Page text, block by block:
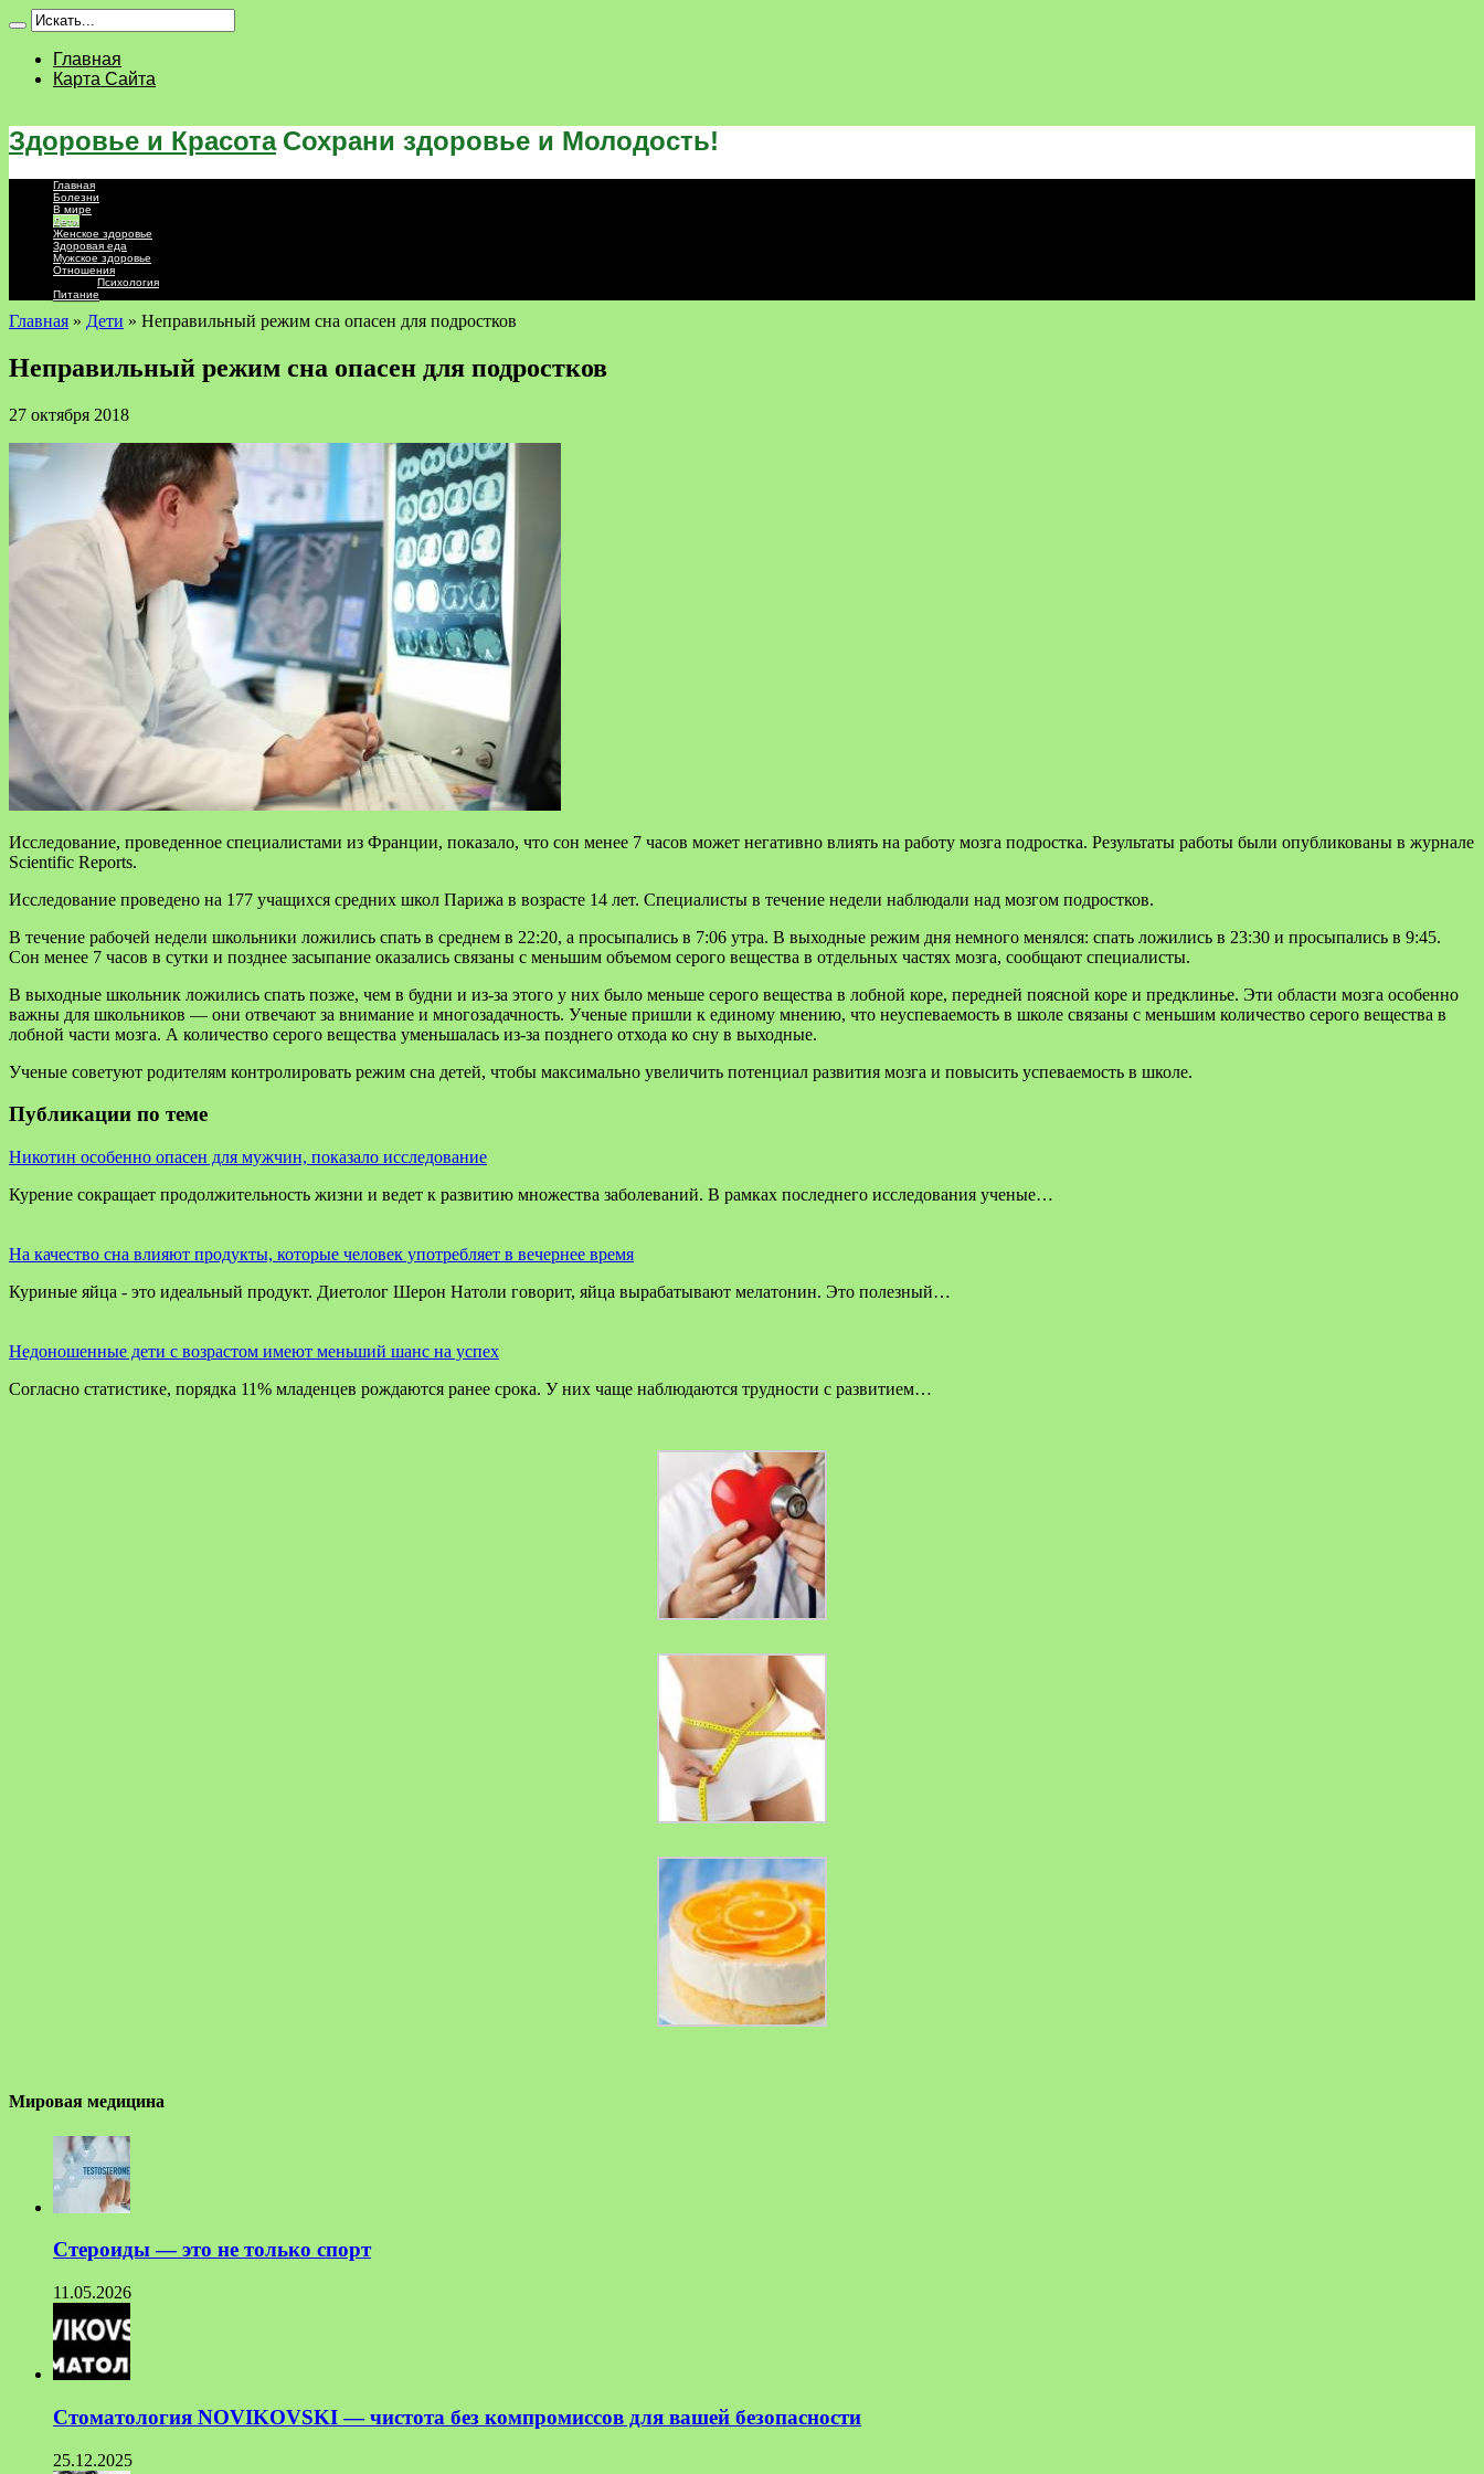
Главная
Карта Сайта
Здоровье и Красота Сохрани здоровье и Молодость!
Главная
Болезни
В мире
Дети
Женское здоровье
Здоровая еда
Мужское здоровье
Отношения
Психология
Питание
Главная » Дети » Неправильный режим сна опасен для подростков
Неправильный режим сна опасен для подростков
27 октября 2018
Исследование, проведенное специалистами из Франции, показало, что сон менее 7 часов может негативно влиять на работу мозга подростка. Результаты работы были опубликованы в журнале
Scientific Reports.
Исследование проведено на 177 учащихся средних школ Парижа в возрасте 14 лет. Специалисты в течение недели наблюдали над мозгом подростков.
В течение рабочей недели школьники ложились спать в среднем в 22:20, а просыпались в 7:06 утра. В выходные режим дня немного менялся: спать ложились в 23:30 и просыпались в 9:45.
Сон менее 7 часов в сутки и позднее засыпание оказались связаны с меньшим объемом серого вещества в отдельных частях мозга, сообщают специалисты.
В выходные школьник ложились спать позже, чем в будни и из-за этого у них было меньше серого вещества в лобной коре, передней поясной коре и предклинье. Эти области мозга особенно
важны для школьников — они отвечают за внимание и многозадачность. Ученые пришли к единому мнению, что неуспеваемость в школе связаны с меньшим количество серого вещества в
лобной части мозга. А количество серого вещества уменьшалась из-за позднего отхода ко сну в выходные.
Ученые советуют родителям контролировать режим сна детей, чтобы максимально увеличить потенциал развития мозга и повысить успеваемость в школе.
Публикации по теме
Никотин особенно опасен для мужчин, показало исследование
Курение сокращает продолжительность жизни и ведет к развитию множества заболеваний. В рамках последнего исследования ученые…
На качество сна влияют продукты, которые человек употребляет в вечернее время
Куриные яйца - это идеальный продукт. Диетолог Шерон Натоли говорит, яйца вырабатывают мелатонин. Это полезный…
Недоношенные дети с возрастом имеют меньший шанс на успех
Согласно статистике, порядка 11% младенцев рождаются ранее срока. У них чаще наблюдаются трудности с развитием…
Мировая медицина
Стероиды — это не только спорт
11.05.2026
Стоматология NOVIKOVSKI — чистота без компромиссов для вашей безопасности
25.12.2025